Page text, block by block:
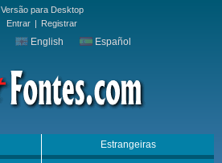
Versão para Desktop
Entrar | Registrar
English Español
Estrangeiras